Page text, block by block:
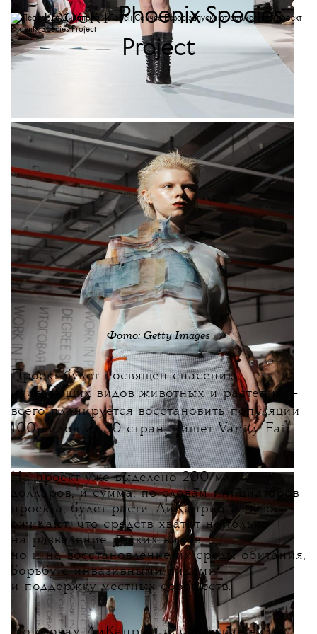
проектPhoenix Species
Project
Фото: Getty Images
Проект будет посвящен спасению
исчезающих видов животных и растений —
всего планируется восстановить популяции
100 видов из 30 стран, пишет Vanity Fair.
На проект уже выделено 200 млн
долларов, и сумма, по словам инициаторов
проекта, будет расти. ДиКаприо и Безос
ожидают, что средств хватит не только
на разведение редких видов,
но и на восстановление их среды обитания,
борьбу с инвазивными видами
и поддержку местных сообществ.